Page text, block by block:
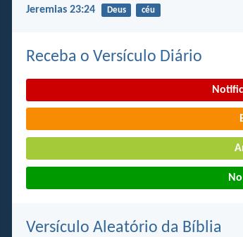
Jeremias 23:24 Deus céu
Receba o Versículo Diário
Versículo Aleatório da Bíblia